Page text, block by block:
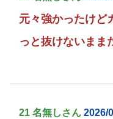
元々強かったけど
っと抜けないまま
21 名無しさん 2026/